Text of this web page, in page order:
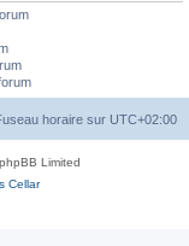
horaire sur UTC+02:00
Limited
Cellar